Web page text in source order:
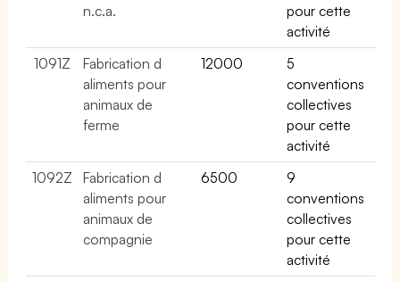
n.c.a.
pour cette
activité
1091Z
Fabrication d
aliments pour
animaux de
ferme
12000
5
conventions
collectives
pour cette
activité
1092Z
Fabrication d
aliments pour
animaux de
compagnie
6500
9
conventions
collectives
pour cette
activité